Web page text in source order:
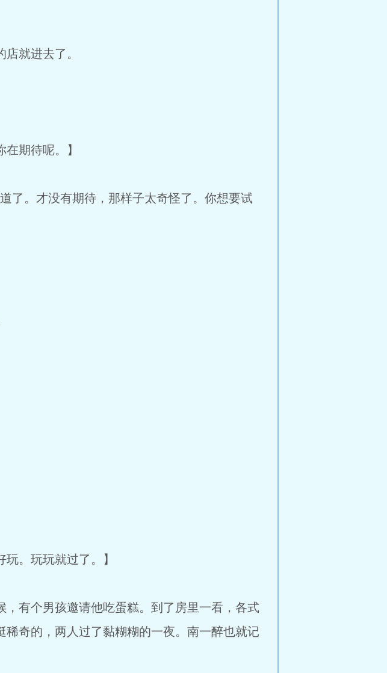
就进去了。
期待呢。】
。才没有期待，那样子太奇怪了。你想要试
。玩玩就过了。】
有个男孩邀请他吃蛋糕。到了房里一看，各式
奇的，两人过了黏糊糊的一夜。南一醉也就记